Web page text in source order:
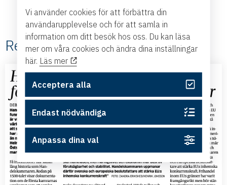
Relaterade #Debatt
Vi använder cookies för att förbättra din
användarupplevelse och för att samla in
information om ditt besök hos oss. Du kan läsa
mer om våra cookies och ändra dina inställningar
här. Läs mer
Acceptera alla
Endast nödvändiga
Anpassa dina val